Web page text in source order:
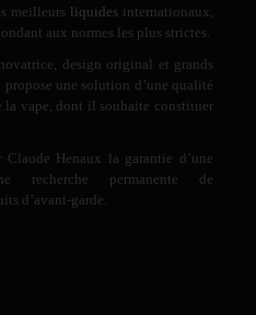
meilleurs liquidesinternationaux,
aux normes les plus strictes.
design original et grands
une solution d’une qualité
la vape, dont il souhaite constituer
Henaux la garantie d’une
recherche permanente de
d’avant-garde.